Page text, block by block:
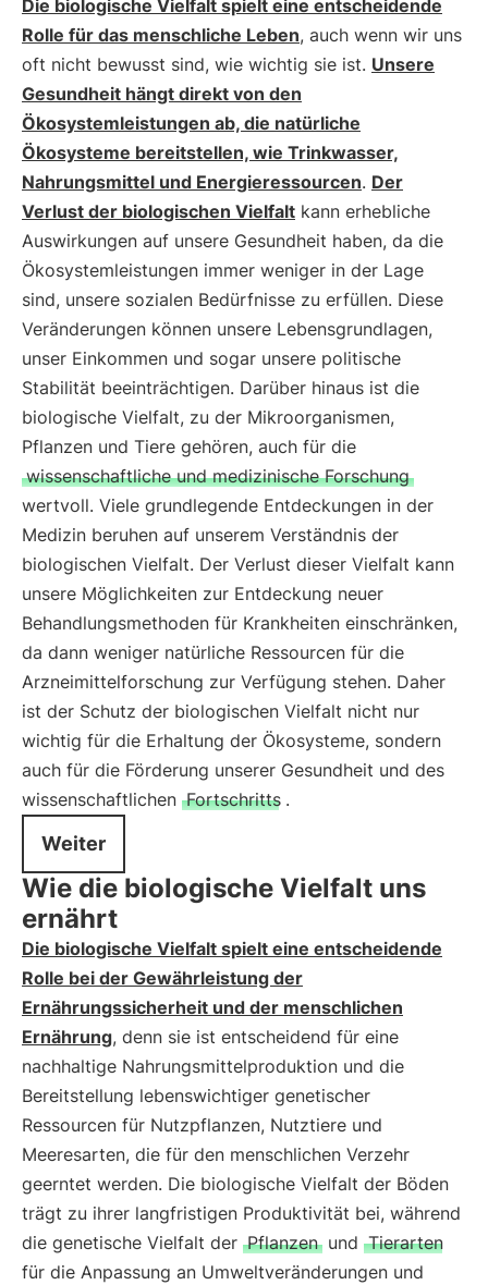
Die biologische Vielfalt spielt eine entscheidende
Rolle für das menschliche Leben, auch wenn wir uns
oft nicht bewusst sind, wie wichtig sie ist. Unsere
Gesundheit hängt direkt von den
Ökosystemleistungen ab, die natürliche
Ökosysteme bereitstellen, wie Trinkwasser,
Nahrungsmittel und Energieressourcen. Der
Verlust der biologischen Vielfalt kann erhebliche
Auswirkungen auf unsere Gesundheit haben, da die
Ökosystemleistungen immer weniger in der Lage
sind, unsere sozialen Bedürfnisse zu erfüllen. Diese
Veränderungen können unsere Lebensgrundlagen,
unser Einkommen und sogar unsere politische
Stabilität beeinträchtigen. Darüber hinaus ist die
biologische Vielfalt, zu der Mikroorganismen,
Pflanzen und Tiere gehören, auch für die
wissenschaftliche und medizinische Forschung
wertvoll. Viele grundlegende Entdeckungen in der
Medizin beruhen auf unserem Verständnis der
biologischen Vielfalt. Der Verlust dieser Vielfalt kann
unsere Möglichkeiten zur Entdeckung neuer
Behandlungsmethoden für Krankheiten einschränken,
da dann weniger natürliche Ressourcen für die
Arzneimittelforschung zur Verfügung stehen. Daher
ist der Schutz der biologischen Vielfalt nicht nur
wichtig für die Erhaltung der Ökosysteme, sondern
auch für die Förderung unserer Gesundheit und des
wissenschaftlichen Fortschritts .
Weiter
Wie die biologische Vielfalt uns
ernährt
Die biologische Vielfalt spielt eine entscheidende
Rolle bei der Gewährleistung der
Ernährungssicherheit und der menschlichen
Ernährung, denn sie ist entscheidend für eine
nachhaltige Nahrungsmittelproduktion und die
Bereitstellung lebenswichtiger genetischer
Ressourcen für Nutzpflanzen, Nutztiere und
Meeresarten, die für den menschlichen Verzehr
geerntet werden. Die biologische Vielfalt der Böden
trägt zu ihrer langfristigen Produktivität bei, während
die genetische Vielfalt der Pflanzen und Tierarten
für die Anpassung an Umweltveränderungen und